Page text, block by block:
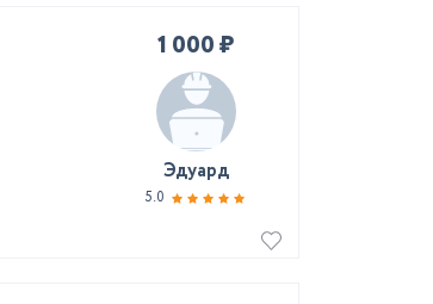
1 000 ₽
Эдуард
5.0